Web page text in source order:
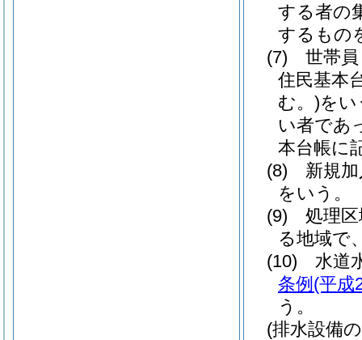
する者の
するもの
(7)
世帯
住民基本
む。)をい
い者であ
本台帳に
(8)
新規
をいう。
(9)
処理
る地域で
(10)
水
条例 (平成
う。
(排水設備